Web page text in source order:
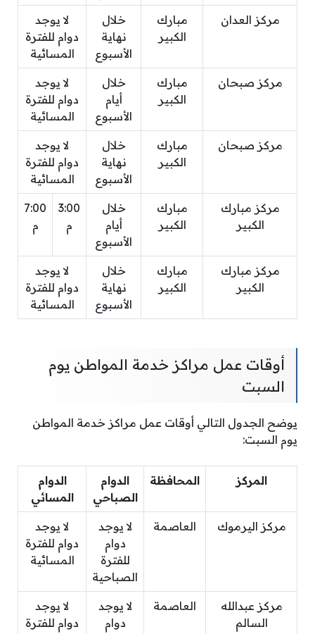
مركز العدان
مبارك
الكبير
خلال
نهاية
الأسبوع
لا يوجد
دوام للفترة
المسائية
مركز صبحان
مبارك
الكبير
خلال
أيام
الأسبوع
لا يوجد
دوام للفترة
المسائية
مركز صبحان
مبارك
الكبير
خلال
نهاية
الأسبوع
لا يوجد
دوام للفترة
المسائية
مركز مبارك
الكبير
مبارك
الكبير
خلال
أيام
الأسبوع
3:00
م
7:00
م
مركز مبارك
الكبير
مبارك
الكبير
خلال
نهاية
الأسبوع
لا يوجد
دوام للفترة
المسائية
أوقات عمل مراكز خدمة المواطن يوم
السبت
يوضح الجدول التالي أوقات عمل مراكز خدمة المواطن
يوم السبت:
المركز المحافظة
الدوام
الصباحي
الدوام
المسائي
مركز اليرموك العاصمة
لا يوجد
دوام
للفترة
الصباحية
لا يوجد
دوام للفترة
المسائية
مركز عبدالله
السالم
العاصمة
لا يوجد
دوام
لا يوجد
دوام للفترة